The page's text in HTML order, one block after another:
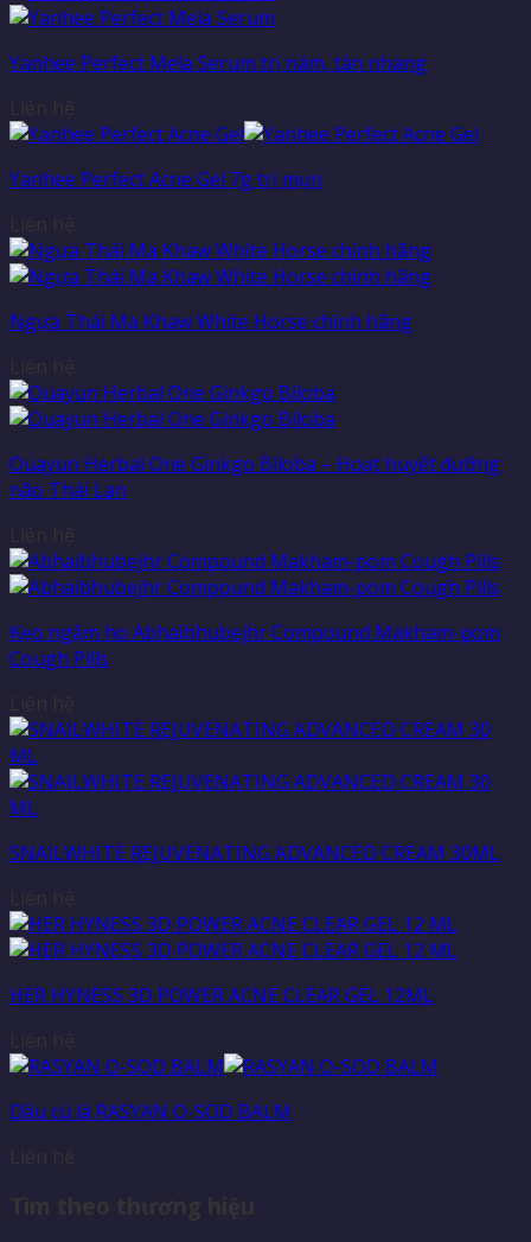
Yanhee Perfect Mela Serum trị nám, tàn nhang
Yanhee Perfect Acne Gel 7g trị mụn
Ngựa Thái Ma Khaw White Horse chính hãng
Ouayun Herbal One Ginkgo Biloba – Hoạt huyết dưỡng
não Thái Lan
Kẹo ngậm ho Abhaibhubejhr Compound Makham-pom
Cough Pills
SNAILWHITE REJUVENATING ADVANCED CREAM 30ML
HER HYNESS 3D POWER ACNE CLEAR GEL 12ML
Dầu cù là RASYAN O-SOD BALM